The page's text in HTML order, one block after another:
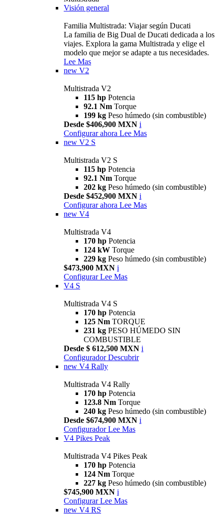
Visión general
Familia Multistrada: Viajar según Ducati
La familia de Big Dual de Ducati dedicada a los
viajes. Explora la gama Multistrada y elige el
modelo que mejor se adapte a tus necesidades.
Lee Mas
new V2
Multistrada V2
115 hp Potencia
92.1 Nm Torque
199 kg Peso húmedo (sin combustible)
Desde $406,900 MXN i
Configurar ahora Lee Mas
new V2 S
Multistrada V2 S
115 hp Potencia
92.1 Nm Torque
202 kg Peso húmedo (sin combustible)
Desde $452,900 MXN i
Configurar ahora Lee Mas
new V4
Multistrada V4
170 hp Potencia
124 kW Torque
229 kg Peso húmedo (sin combustible)
$473,900 MXN i
Configurar Lee Mas
V4 S
Multistrada V4 S
170 hp Potencia
125 Nm TORQUE
231 kg PESO HÚMEDO SIN
COMBUSTIBLE
Desde $ 612,500 MXN i
Configurador Descubrir
new V4 Rally
Multistrada V4 Rally
170 hp Potencia
123.8 Nm Torque
240 kg Peso húmedo (sin combustible)
Desde $674,900 MXN i
Configurador Lee Mas
V4 Pikes Peak
Multistrada V4 Pikes Peak
170 hp Potencia
124 Nm Torque
227 kg Peso húmedo (sin combustible)
$745,900 MXN i
Configurar Lee Mas
new V4 RS